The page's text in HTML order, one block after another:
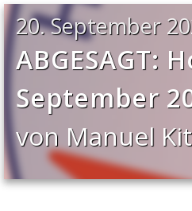
20. September
ABGESAGT:
September
von Manuel